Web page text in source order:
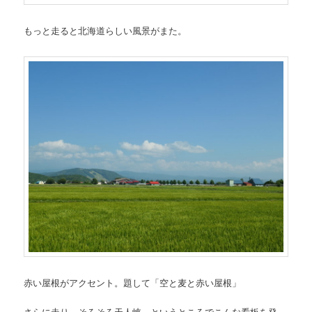
もっと走ると北海道らしい風景がまた。
赤い屋根がアクセント。題して「空と麦と赤い屋根」